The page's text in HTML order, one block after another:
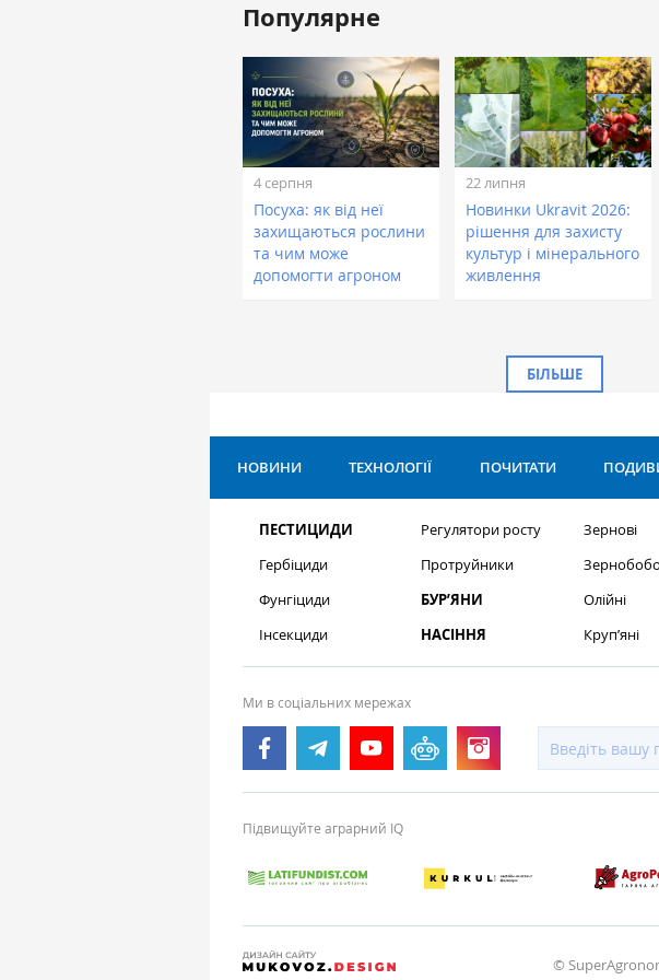
Популярне
4 серпня
Посуха: як від неї
захищаються рослини
та чим може
допомогти агроном
22 липня
Новинки Ukravit 2026:
рішення для захисту
культур і мінерального
живлення
БІЛЬШЕ
НОВИНИ ТЕХНОЛОГІЇ ПОЧИТАТИ
ПЕСТИЦИДИ
Гербіциди
Фунгіциди
Інсекциди
Регулятори росту
Протруйники
БУР’ЯНИ
НАСІННЯ
Зернові
Олійні
Круп’яні
Ми в соціальних мережах
Підвищуйте аграрний IQ
©